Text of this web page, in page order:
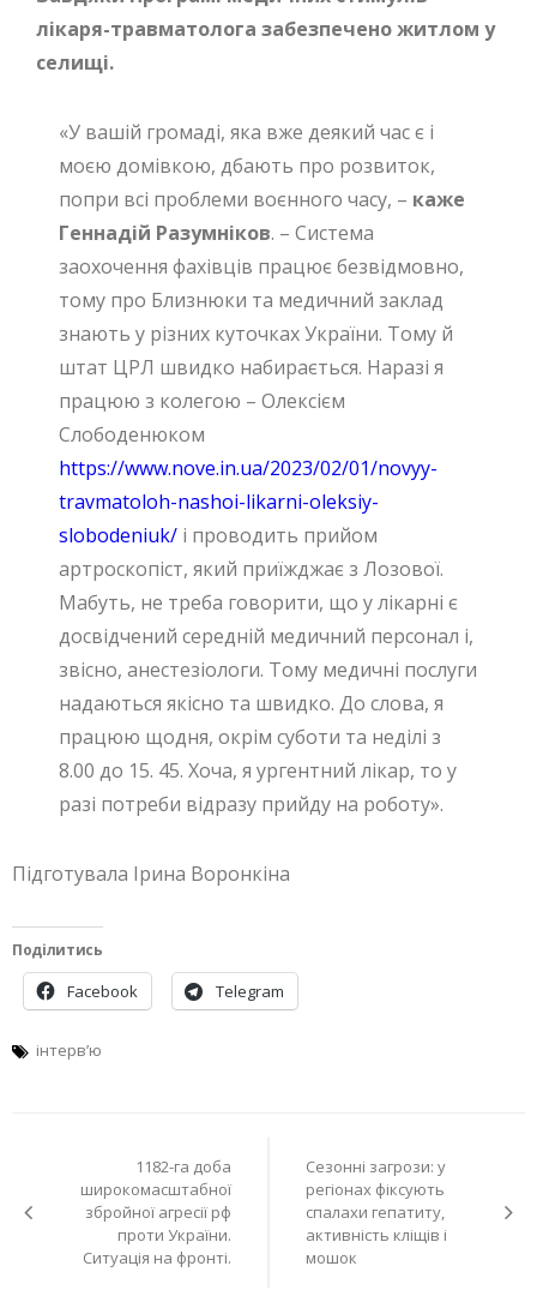
лікаря-травматолога забезпечено житлом у
селищі.
«У вашій громаді, яка вже деякий час є і
моєю домівкою, дбають про розвиток,
попри всі проблеми воєнного часу, – каже
Геннадій Разумніков. – Система
заохочення фахівців працює безвідмовно,
тому про Близнюки та медичний заклад
знають у різних куточках України. Тому й
штат ЦРЛ швидко набирається. Наразі я
працюю з колегою – Олексієм
Слободенюком
https://www.nove.in.ua/2023/02/01/novyy-
travmatoloh-nashoi-likarni-oleksiy-
slobodeniuk/ і проводить прийом
артроскопіст, який приїжджає з Лозової.
Мабуть, не треба говорити, що у лікарні є
досвідчений середній медичний персонал і,
звісно, анестезіологи. Тому медичні послуги
надаються якісно та швидко. До слова, я
працюю щодня, окрім суботи та неділі з
8.00 до 15. 45. Хоча, я ургентний лікар, то у
разі потреби відразу прийду на роботу».
Підготувала Ірина Воронкіна
Поділитись
Facebook Telegram
інтерв’ю
записів1182-га доба
широкомасштабної
збройної агресії рф
проти України.
Ситуація на фронті.
Сезонні загрози: у
регіонах фіксують
спалахи гепатиту,
активність кліщів і
мошок